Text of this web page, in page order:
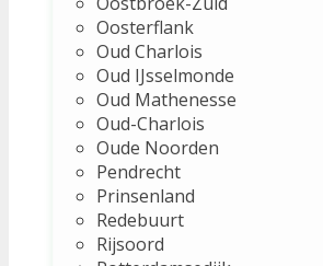
Oosterflank
Oud Charlois
Oud IJsselmonde
Oud Mathenesse
Oud-Charlois
Oude Noorden
Pendrecht
Prinsenland
Redebuurt
Rijsoord